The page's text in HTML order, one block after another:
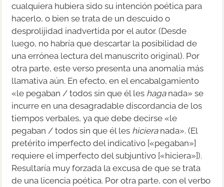
cualquiera hubiera sido su intención poética para
hacerlo, o bien se trata de un descuido o
desprolijidad inadvertida por el autor. (Desde
luego, no habría que descartar la posibilidad de
una errónea lectura del manuscrito original). Por
otra parte, este verso presenta una anomalía más
llamativa aún. En efecto, en el encabalgamiento
«le pegaban / todos sin que él les haganada» se
incurre en una desagradable discordancia de los
tiempos verbales, ya que debe decirse «le
pegaban / todos sin que él les hicieranada». (El
pretérito imperfecto del indicativo [«pegaban»]
requiere el imperfecto del subjuntivo [«hiciera»]).
Resultaría muy forzada la excusa de que se trata
de una licencia poética. Por otra parte, con el verbo